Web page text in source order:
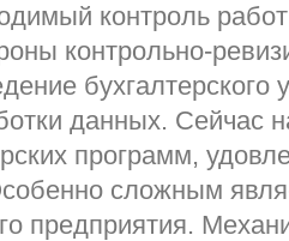
контроль
контрольно-
данных. Сейчас
программ,
сложным
предприятия.